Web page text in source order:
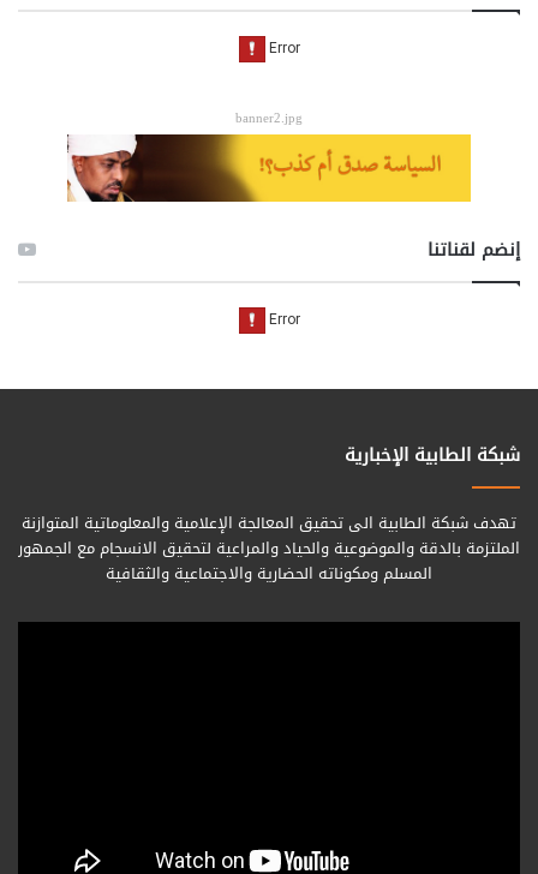
banner2.jpg
إنضم لقناتنا
شبكة الطابية الإخبارية
تهدف شبكة الطابية الى تحقيق المعالجة الإعلامية والمعلوماتية المتوازنة
الملتزمة بالدقة والموضوعية والحياد والمراعية لتحقيق الانسجام مع الجمهور
المسلم ومكوناته الحضارية والاجتماعية والثقافية